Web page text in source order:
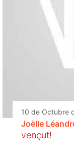
10 de Octubre
Joëlle
vençut!